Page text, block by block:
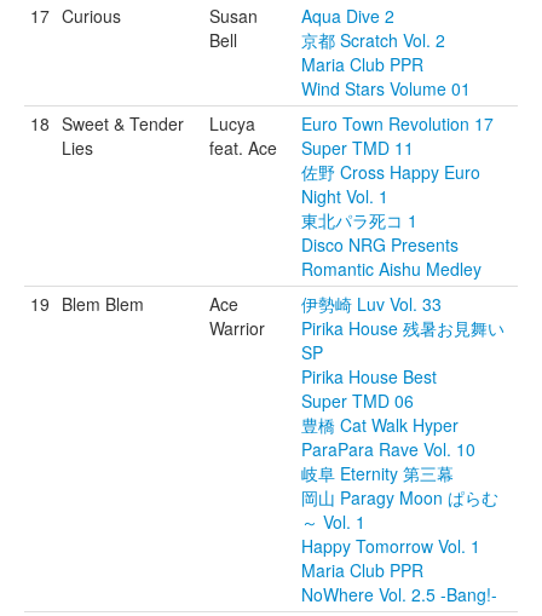
17 Curious
Susan
Bell
Aqua Dive 2
京都 Scratch Vol. 2
Maria Club PPR
Wind Stars Volume 01
18 Sweet & Tender
Lies
Lucya
feat. Ace
Euro Town Revolution 17
Super TMD 11
佐野 Cross Happy Euro
Night Vol. 1
東北パラ死コ 1
Disco NRG Presents
Romantic Aishu Medley
19 Blem Blem
Ace
Warrior
伊勢崎 Luv Vol. 33
Pirika House 残暑お見舞い
SP
Pirika House Best
Super TMD 06
豊橋 Cat Walk Hyper
ParaPara Rave Vol. 10
岐阜 Eternity 第三幕
岡山 Paragy Moon ぱらむ
～ Vol. 1
Happy Tomorrow Vol. 1
Maria Club PPR
NoWhere Vol. 2.5 -Bang!-